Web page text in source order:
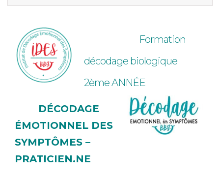
Formation
décodage biologique
2ème ANNÉE
DÉCODAGE
ÉMOTIONNEL DES
SYMPTÔMES –
PRATICIEN.NE